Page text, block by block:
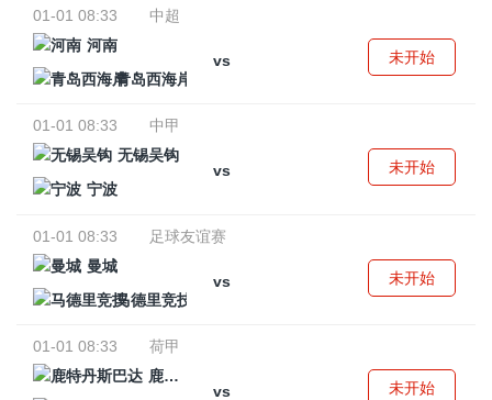
01-01 08:33
中超
河南
vs
青岛西海岸
未开始
01-01 08:33
中甲
无锡吴钩
vs
宁波
未开始
01-01 08:33
足球友谊赛
曼城
vs
马德里竞技
未开始
01-01 08:33
荷甲
鹿特丹斯巴达
vs
未开始